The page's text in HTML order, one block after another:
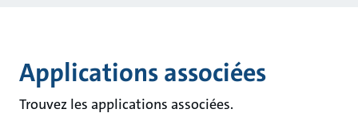
Applications associées
Trouvez les applications associées.